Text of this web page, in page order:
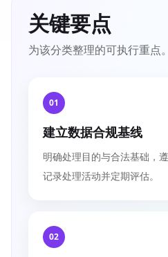
关键要点
为该分类整理的可执行重点。
01
建立数据合规基线
明确处理目的与合法基础，
记录处理活动并定期评估。
02